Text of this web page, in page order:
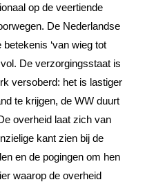
op de veertiende
De Nederlandse
‘van wieg tot
De verzorgingsstaat is
versoberd: het is lastiger
te krijgen, de WW duurt
overheid laat zich van
kant zien bij de
en de pogingen om hen
waarop de overheid